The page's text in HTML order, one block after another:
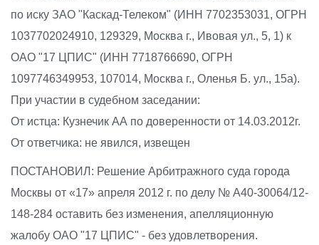
по иску ЗАО "Каскад-Телеком" (ИНН 7702353031, ОГРН
1037702024910, 129329, Москва г., Ивовая ул., 5, 1) к
ОАО "17 ЦПИС" (ИНН 7718766690, ОГРН
1097746349953, 107014, Москва г., Оленья Б. ул., 15а).
При участии в судебном заседании:
От истца: Кузнечик АА по доверенности от 14.03.2012г.
От ответчика: не явился, извещен
ПОСТАНОВИЛ: Решение Арбитражного суда города
Москвы от «17» апреля 2012 г. по делу № А40-30064/12-
148-284 оставить без изменения, апелляционную
жалобу ОАО "17 ЦПИС" - без удовлетворения.